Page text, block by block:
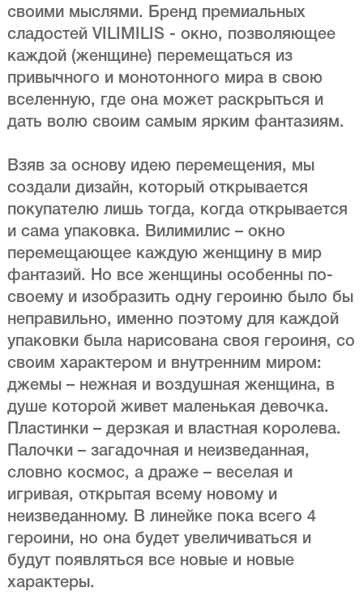
своими мыслями. Бренд премиальных
сладостей VILIMILIS - окно, позволяющее
каждой (женщине) перемещаться из
привычного и монотонного мира в свою
вселенную, где она может раскрыться и
дать волю своим самым ярким фантазиям.
Взяв за основу идею перемещения, мы
создали дизайн, который открывается
покупателю лишь тогда, когда открывается
и сама упаковка. Вилимилис – окно
перемещающее каждую женщину в мир
фантазий. Но все женщины особенны по-
своему и изобразить одну героиню было бы
неправильно, именно поэтому для каждой
упаковки была нарисована своя героиня, со
своим характером и внутренним миром:
джемы – нежная и воздушная женщина, в
душе которой живет маленькая девочка.
Пластинки – дерзкая и властная королева.
Палочки – загадочная и неизведанная,
словно космос, а драже – веселая и
игривая, открытая всему новому и
неизведанному. В линейке пока всего 4
героини, но она будет увеличиваться и
будут появляться все новые и новые
характеры.